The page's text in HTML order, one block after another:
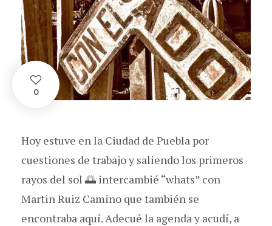
0
Hoy estuve en la Ciudad de Puebla por
cuestiones de trabajo y saliendo los primeros
rayos del sol 🌅 intercambié “whats” con
Martin Ruiz Camino que también se
encontraba aquí. Adecué la agenda y acudí, a